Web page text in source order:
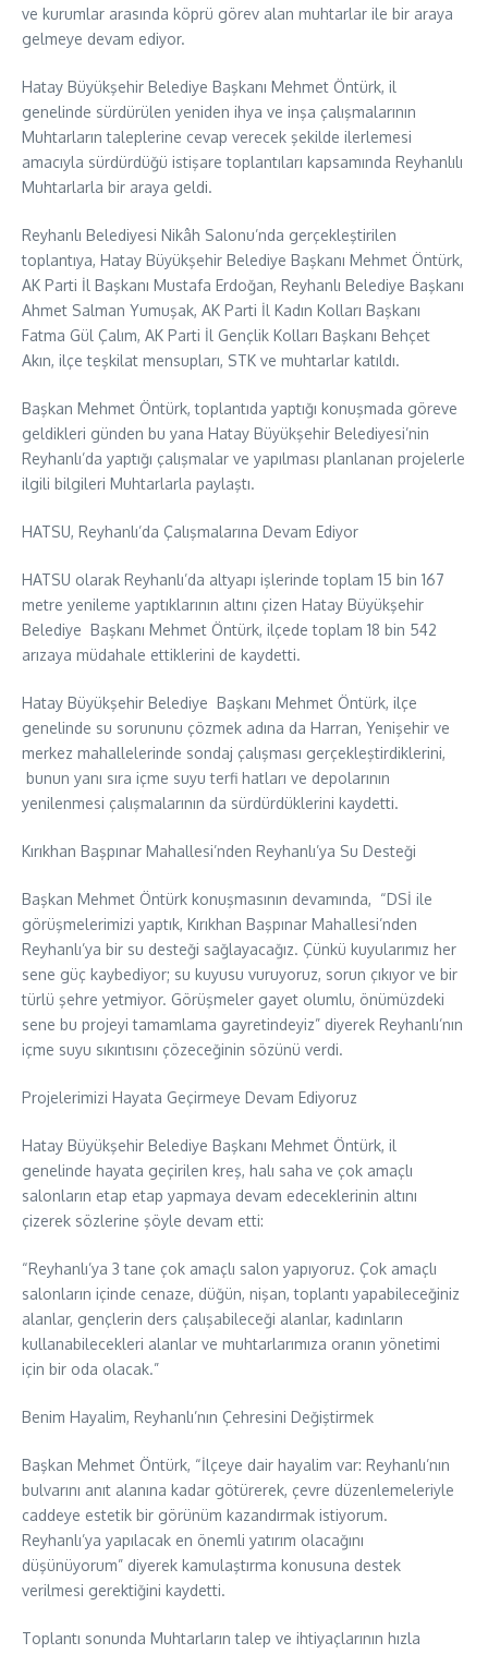
ve kurumlar arasında köprü görev alan muhtarlar ile bir araya
gelmeye devam ediyor.
Hatay Büyükşehir Belediye Başkanı Mehmet Öntürk, il
genelinde sürdürülen yeniden ihya ve inşa çalışmalarının
Muhtarların taleplerine cevap verecek şekilde ilerlemesi
amacıyla sürdürdüğü istişare toplantıları kapsamında Reyhanlılı
Muhtarlarla bir araya geldi.
Reyhanlı Belediyesi Nikâh Salonu’nda gerçekleştirilen
toplantıya, Hatay Büyükşehir Belediye Başkanı Mehmet Öntürk,
AK Parti İl Başkanı Mustafa Erdoğan, Reyhanlı Belediye Başkanı
Ahmet Salman Yumuşak, AK Parti İl Kadın Kolları Başkanı
Fatma Gül Çalım, AK Parti İl Gençlik Kolları Başkanı Behçet
Akın, ilçe teşkilat mensupları, STK ve muhtarlar katıldı.
Başkan Mehmet Öntürk, toplantıda yaptığı konuşmada göreve
geldikleri günden bu yana Hatay Büyükşehir Belediyesi’nin
Reyhanlı’da yaptığı çalışmalar ve yapılması planlanan projelerle
ilgili bilgileri Muhtarlarla paylaştı.
HATSU, Reyhanlı’da Çalışmalarına Devam Ediyor
HATSU olarak Reyhanlı’da altyapı işlerinde toplam 15 bin 167
metre yenileme yaptıklarının altını çizen Hatay Büyükşehir
Belediye Başkanı Mehmet Öntürk, ilçede toplam 18 bin 542
arızaya müdahale ettiklerini de kaydetti.
Hatay Büyükşehir Belediye Başkanı Mehmet Öntürk, ilçe
genelinde su sorununu çözmek adına da Harran, Yenişehir ve
merkez mahallelerinde sondaj çalışması gerçekleştirdiklerini,
bunun yanı sıra içme suyu terfi hatları ve depolarının
yenilenmesi çalışmalarının da sürdürdüklerini kaydetti.
Kırıkhan Başpınar Mahallesi’nden Reyhanlı’ya Su Desteği
Başkan Mehmet Öntürk konuşmasının devamında, “DSİ ile
görüşmelerimizi yaptık, Kırıkhan Başpınar Mahallesi’nden
Reyhanlı’ya bir su desteği sağlayacağız. Çünkü kuyularımız her
sene güç kaybediyor; su kuyusu vuruyoruz, sorun çıkıyor ve bir
türlü şehre yetmiyor. Görüşmeler gayet olumlu, önümüzdeki
sene bu projeyi tamamlama gayretindeyiz” diyerek Reyhanlı’nın
içme suyu sıkıntısını çözeceğinin sözünü verdi.
Projelerimizi Hayata Geçirmeye Devam Ediyoruz
Hatay Büyükşehir Belediye Başkanı Mehmet Öntürk, il
genelinde hayata geçirilen kreş, halı saha ve çok amaçlı
salonların etap etap yapmaya devam edeceklerinin altını
çizerek sözlerine şöyle devam etti:
“Reyhanlı’ya 3 tane çok amaçlı salon yapıyoruz. Çok amaçlı
salonların içinde cenaze, düğün, nişan, toplantı yapabileceğiniz
alanlar, gençlerin ders çalışabileceği alanlar, kadınların
kullanabilecekleri alanlar ve muhtarlarımıza oranın yönetimi
için bir oda olacak.”
Benim Hayalim, Reyhanlı’nın Çehresini Değiştirmek
Başkan Mehmet Öntürk, “İlçeye dair hayalim var: Reyhanlı’nın
bulvarını anıt alanına kadar götürerek, çevre düzenlemeleriyle
caddeye estetik bir görünüm kazandırmak istiyorum.
Reyhanlı’ya yapılacak en önemli yatırım olacağını
düşünüyorum” diyerek kamulaştırma konusuna destek
verilmesi gerektiğini kaydetti.
Toplantı sonunda Muhtarların talep ve ihtiyaçlarının hızla